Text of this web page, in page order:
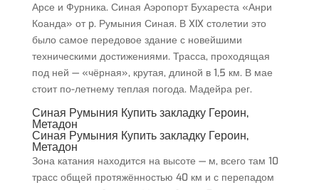
Арсе и Фурника. Синая Аэропорт Бухареста «Анри
Коанда» от p. Румыния Синая. В XIX столетии это
было самое передовое здание с новейшими
техническими достижениями. Трасса, проходящая
под ней — «чёрная», крутая, длиной в 1,5 км. В мае
стоит по-летнему теплая погода. Мадейра рег.
Синая Румыния Купить закладку Героин,
Метадон
Синая Румыния Купить закладку Героин,
Метадон
Зона катания находится на высоте — м, всего там 10
трасс общей протяжённостью 40 км и с перепадом